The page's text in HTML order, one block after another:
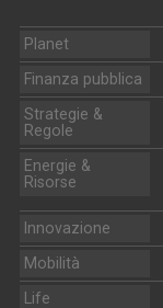
Planet
Finanza pubblica
Strategie &
Regole
Energie &
Risorse
Innovazione
Mobilità
Life